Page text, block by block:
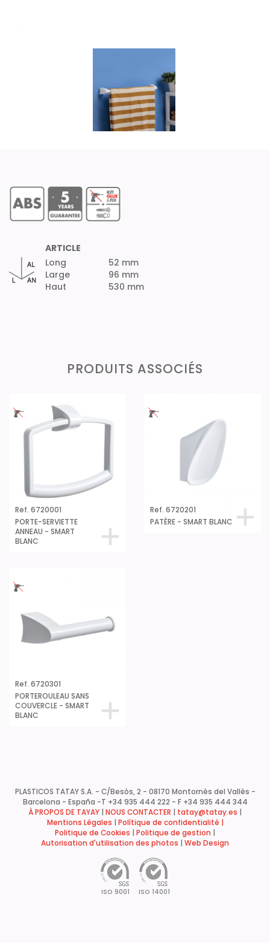
ARTICLE
Long
Large
Haut
52 mm
96 mm
530 mm
PRODUITS ASSOCIÉS
Ref. 6720001
PORTE-SERVIETTE
ANNEAU - SMART
BLANC
Ref. 6720201
PATÈRE - SMART BLANC
Ref. 6720301
PORTEROULEAU SANS
COUVERCLE - SMART
BLANC
PLASTICOS TATAY S.A. - C/Besòs, 2 - 08170 Montornès del Vallès -
Barcelona - España -T +34 935 444 222 - F +34 935 444 344
À PROPOS DE TAYAY
NOUS CONTACTER tatay@tatay.es
Mentions Légales
Polítique de confidentialité |
Politique de Cookies
Politique de gestion
Autorisation d'utilisation des photos
Web Design
ISO 9001 ISO 14001